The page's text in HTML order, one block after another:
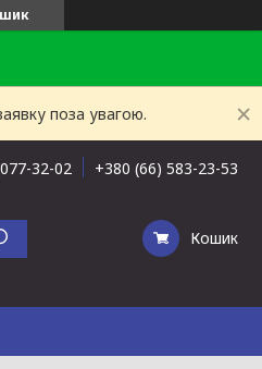
поза увагою.
32-02 +380 (66) 583-23-53
Кошик